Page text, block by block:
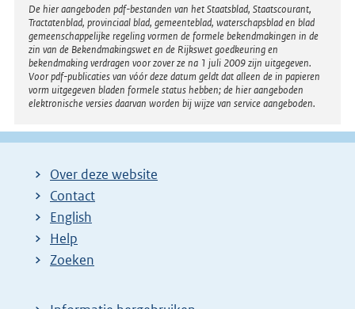
Disclaimer
De hier aangeboden pdf-bestanden van het Staatsblad, Staatscourant,
Tractatenblad, provinciaal blad, gemeenteblad, waterschapsblad en blad
gemeenschappelijke regeling vormen de formele bekendmakingen in de
zin van de Bekendmakingswet en de Rijkswet goedkeuring en
bekendmaking verdragen voor zover ze na 1 juli 2009 zijn uitgegeven.
Voor pdf-publicaties van vóór deze datum geldt dat alleen de in papieren
vorm uitgegeven bladen formele status hebben; de hier aangeboden
elektronische versies daarvan worden bij wijze van service aangeboden.
Over deze website
Contact
English
Help
Zoeken